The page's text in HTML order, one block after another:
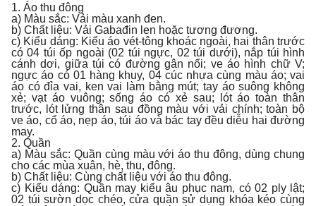
1. Áo thu đông
a) Màu sắc: Vải màu xanh đen.
b) Chất liệu: Vải Gabađin len hoặc tương đương.
c) Kiểu dáng: Kiểu áo vét-tông khoác ngoài, hai thân trước
có 04 túi ốp ngoài (02 túi ngực, 02 túi dưới), nắp túi hình
cánh dơi, giữa túi có đường gân nổi; ve áo hình chữ V;
ngực áo có 01 hàng khuy, 04 cúc nhựa cùng màu áo; vai
áo có đỉa vai, ken vai làm bằng mút; tay áo suông không
xẻ; vạt áo vuông; sống áo có xẻ sau; lót áo toàn thân
trước, lót lửng thân sau đồng màu với vải chính; toàn bộ
ve áo, cổ áo, nẹp áo, túi áo và bác tay đều diễu hai đường
may.
2. Quần
a) Màu sắc: Quần cùng màu với áo thu đông, dùng chung
cho các mùa xuân, hè, thu, đông.
b) Chất liệu: Cùng chất liệu với áo thu đông.
c) Kiểu dáng: Quần may kiểu âu phục nam, có 02 ply lật;
02 túi sườn dọc chéo, cửa quần sử dụng khóa kéo cùng